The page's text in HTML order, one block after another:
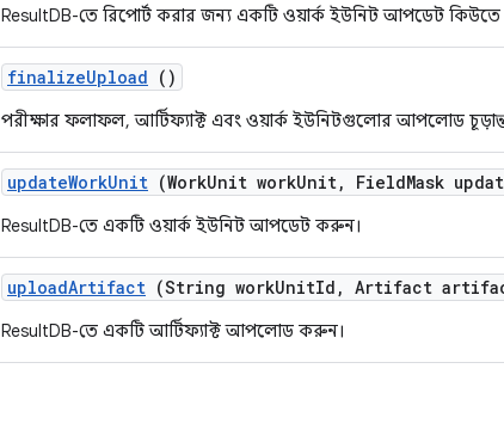
ResultDB-তে রিপোর্ট করার জন্য একটি ওয়ার্ক ইউনিট আপডেট
finalizeUpload ()
পরীক্ষার ফলাফল, আর্টিফ্যাক্ট এবং ওয়ার্ক ইউনিটগুলোর আপলোড
updateWorkUnit (WorkUnit workUnit, FieldMask
ResultDB-তে একটি ওয়ার্ক ইউনিট আপডেট করুন।
uploadArtifact (String workUnitId , Artifact
ResultDB-তে একটি আর্টিফ্যাক্ট আপলোড করুন।